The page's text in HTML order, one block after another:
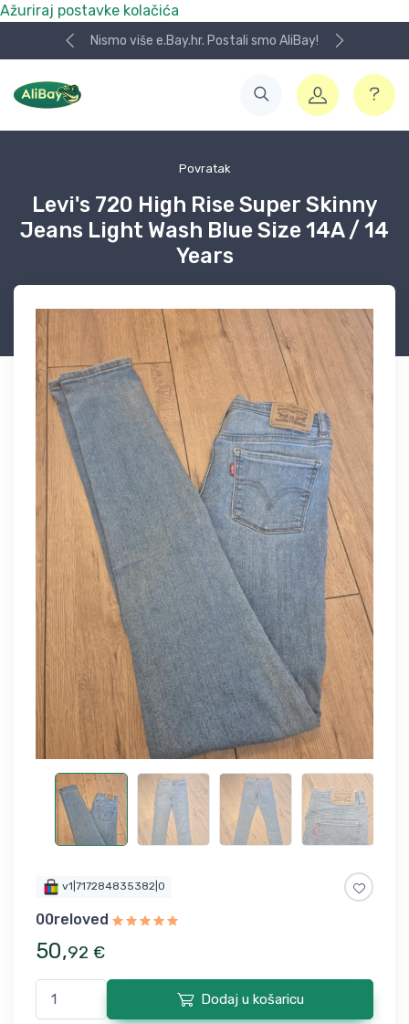
Ažuriraj postavke kolačića
Nismo više e.Bay.hr. Postali smo AliBay!
Povratak
Levi's 720 High Rise Super Skinny
Jeans Light Wash Blue Size 14A / 14
Years
v1|717284835382|0
00reloved
50,92 €
Dodaj u košaricu